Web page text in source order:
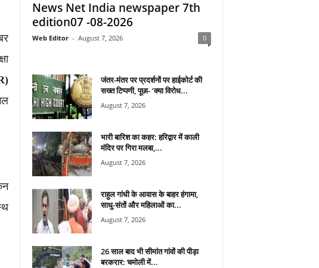
News Net India newspaper 7th
edition07 -08-2026
Web Editor - August 7, 2026 0
जंतर-मंतर पर प्रदर्शनों पर हाईकोर्ट की
सख्त टिप्पणी, पूछा- ‘क्या विरोध...
August 7, 2026
भारी बारिश का कहर: हरिद्वार में काली
मंदिर पर गिरा मलबा,...
August 7, 2026
राहुल गांधी के आवास के बाहर हंगामा,
साधु-संतों और महिलाओं का...
August 7, 2026
26 साल बाद भी सीमांत गांवों की पीड़ा
बरकरार: चमोली में...